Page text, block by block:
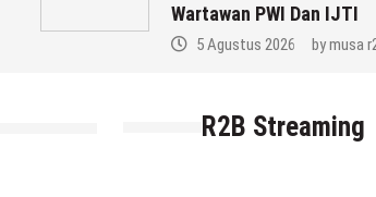
Wartawan PWI Dan IJTI
5 Agustus 2026 bymusa
R2B Streaming